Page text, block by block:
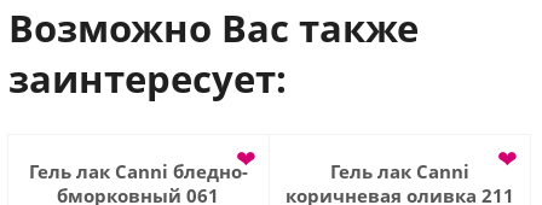
Возможно Вас также
заинтересует:
Гель лак Сanni бледно-
бморковный 061
❤
Гель лак Сanni
коричневая оливка 211
❤